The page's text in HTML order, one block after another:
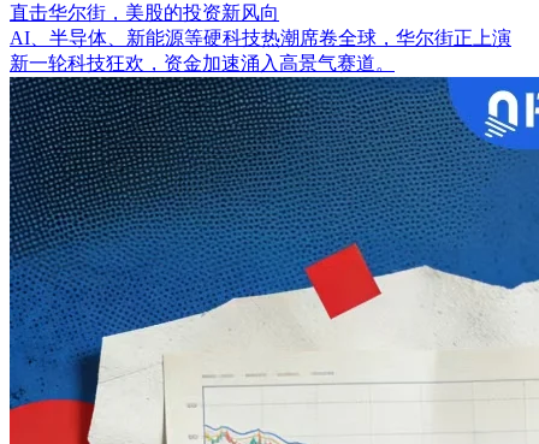
直击华尔街，美股的投资新风向
AI、半导体、新能源等硬科技热潮席卷全球，华尔街正上演
新一轮科技狂欢，资金加速涌入高景气赛道。